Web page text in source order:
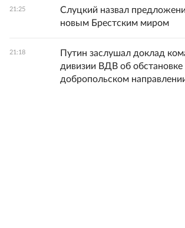
21:25
Слуцкий назвал
новым Брестским миром
21:18
Путин заслушал доклад
дивизии ВДВ об обстановке
добропольском